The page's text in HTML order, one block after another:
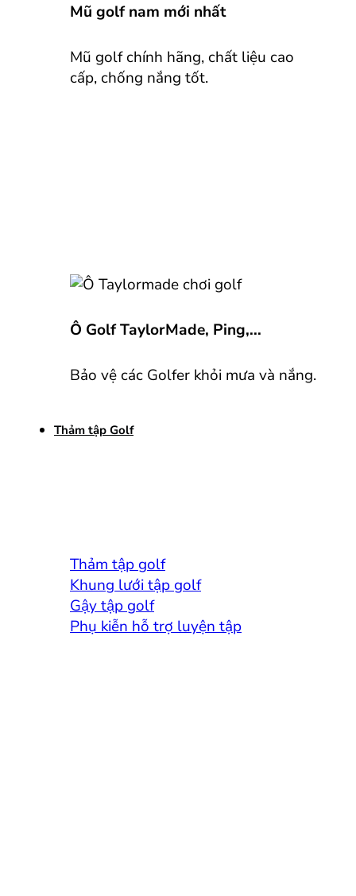
Mũ golf nam mới nhất
Mũ golf chính hãng, chất liệu cao
cấp, chống nắng tốt.
Ô Golf TaylorMade, Ping,...
Bảo vệ các Golfer khỏi mưa và nắng.
Thảm tập Golf
Thảm tập golf
Khung lưới tập golf
Gậy tập golf
Phụ kiễn hỗ trợ luyện tập